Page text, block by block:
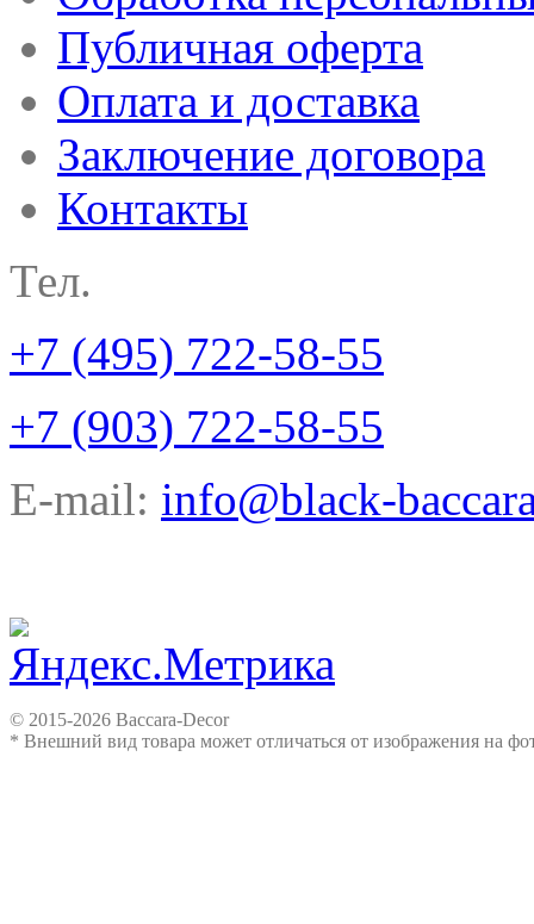
Публичная оферта
Оплата и доставка
Заключение договора
Контакты
Тел.
+7 (495) 722-58-55
+7 (903) 722-58-55
E-mail: info@black-
© 2015-2026 Baccara-Decor
* Внешний вид товара может отличаться от изображения на